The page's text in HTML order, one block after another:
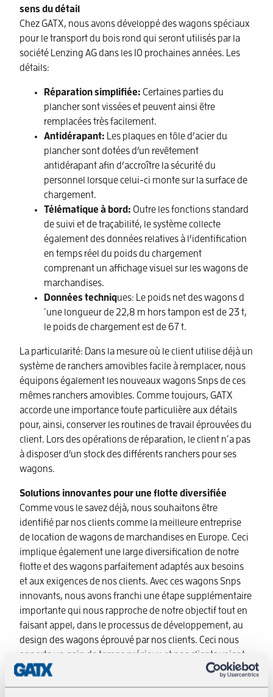
sens du détail
Chez GATX, nous avons développé des wagons spéciaux
pour le transport du bois rond qui seront utilisés par la
société Lenzing AG dans les 10 prochaines années. Les
détails:
Réparation simplifiée: Certaines parties du
plancher sont vissées et peuvent ainsi être
remplacées très facilement.
Antidérapant: Les plaques en tôle d’acier du
plancher sont dotées d’un revêtement
antidérapant afin d’accroître la sécurité du
personnel lorsque celui-ci monte sur la surface de
chargement.
Télématique à bord: Outre les fonctions standard
de suivi et de traçabilité, le système collecte
également des données relatives à l’identification
en temps réel du poids du chargement
comprenant un affichage visuel sur les wagons de
marchandises.
Données techniques: Le poids net des wagons d
´une longueur de 22,8 m hors tampon est de 23 t,
le poids de chargement est de 67 t.
La particularité: Dans la mesure où le client utilise déjà un
système de ranchers amovibles facile à remplacer, nous
équipons également les nouveaux wagons Snps de ces
mêmes ranchers amovibles. Comme toujours, GATX
accorde une importance toute particulière aux détails
pour, ainsi, conserver les routines de travail éprouvées du
client. Lors des opérations de réparation, le client n´a pas
à disposer d’un stock des différents ranchers pour ses
wagons.
Solutions innovantes pour une flotte diversifiée
Comme vous le savez déjà, nous souhaitons être
identifié par nos clients comme la meilleure entreprise
de location de wagons de marchandises en Europe. Ceci
implique également une large diversification de notre
flotte et des wagons parfaitement adaptés aux besoins
et aux exigences de nos clients. Avec ces wagons Snps
innovants, nous avons franchi une étape supplémentaire
importante qui nous rapproche de notre objectif tout en
faisant appel, dans le processus de développement, au
design des wagons éprouvé par nos clients. Ceci nous
apporte un gain de temps précieux et nos clients voient
leurs coûts baissés.